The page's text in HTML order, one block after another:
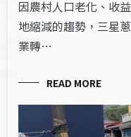
因農村人口老化、收
地縮減的趨勢，三星
業轉…
READ MORE